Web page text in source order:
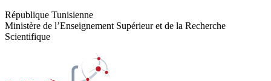
République Tunisienne
Ministère de l’Enseignement Supérieur et de la Recherche
Scientifique